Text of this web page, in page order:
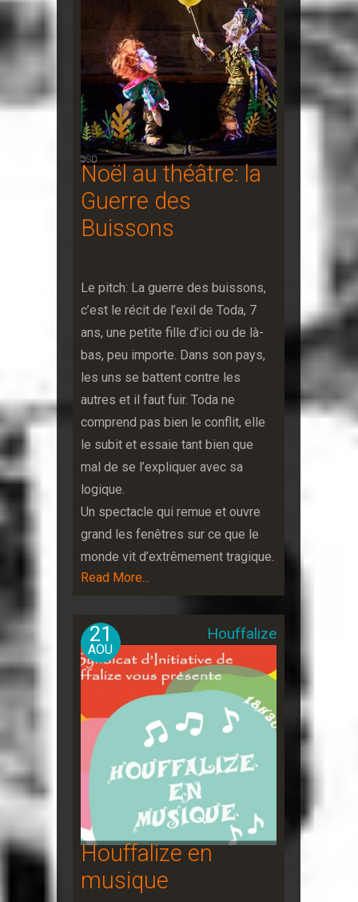
Noël au théâtre: la
Guerre des
Buissons
Le pitch: La guerre des buissons,
c’est le récit de l’exil de Toda, 7
ans, une petite fille d’ici ou de là-
bas, peu importe. Dans son pays,
les uns se battent contre les
autres et il faut fuir. Toda ne
comprend pas bien le conflit, elle
le subit et essaie tant bien que
mal de se l’expliquer avec sa
logique.
Un spectacle qui remue et ouvre
grand les fenêtres sur ce que le
monde vit d’extrêmement tragique.
Read More...
21
AOU
Houffalize
Houffalize en
musique